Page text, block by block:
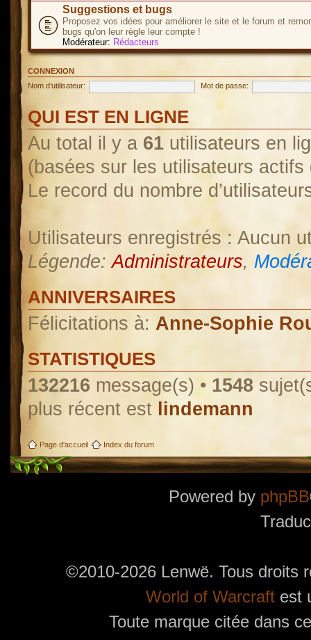
Suggestions et bugs
Proposez vos idées pour améliorer le site et le forum et
bugs qu'on leur règle leur compte !
Modérateur: Rédacteurs
CONNEXION
Nom d’utilisateur:
Mot de passe:
QUI EST EN LIGNE
Au total il y a 61 utilisateurs en
(basées sur les utilisateurs
Le record du nombre
Utilisateurs enregistrés : Aucun
Légende:Administrateurs,
ANNIVERSAIRES
Félicitations à: Anne-Sophie
STATISTIQUES
132216 message(s) • 1548
plus récent est lindemann
Page d'accueil Index du forum
Powered by phpBB
©2010-2026 Lenwë. Tous droits
World of Warcraftest
Toute marque citée dans